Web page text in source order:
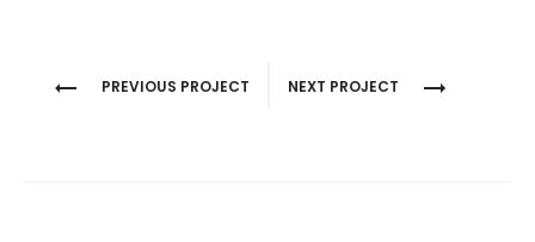
PREVIOUS PROJECT NEXT PROJECT